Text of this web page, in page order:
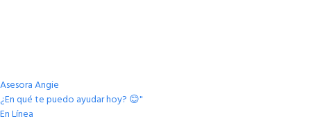
Asesora Angie
¿En qué te puedo ayudar hoy? 😊"
En Línea